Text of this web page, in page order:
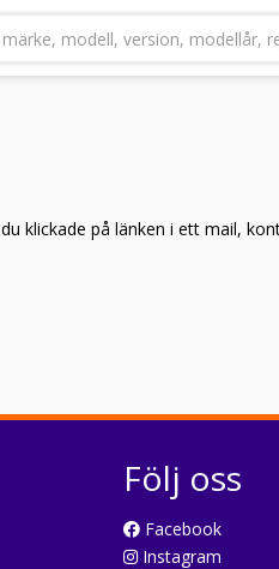
märke, modell, version, modellår,
klickade på länken i ett mail,
Följ oss
Facebook
Instagram